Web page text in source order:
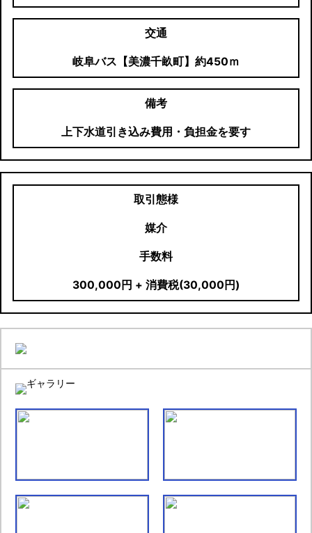
交通
岐阜バス【美濃千畝町】約450ｍ
備考
上下水道引き込み費用・負担金を要す
取引態様
媒介
手数料
300,000円 + 消費税(30,000円)